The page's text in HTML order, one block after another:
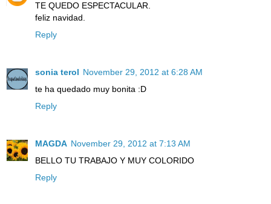
TE QUEDO ESPECTACULAR.
feliz navidad.
Reply
sonia terol November 29, 2012 at 6:28 AM
te ha quedado muy bonita :D
Reply
MAGDA November 29, 2012 at 7:13 AM
BELLO TU TRABAJO Y MUY COLORIDO
Reply